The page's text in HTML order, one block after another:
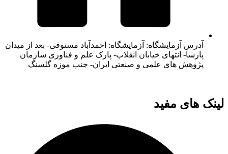
آدرس آزمایشگاه: آزمایشگاه: احمدآباد مستوفی- بعد از میدان
پارسا- انتهای خیابان انقلاب- پارک علم و فناوری سازمان
پژوهش های علمی و صنعتی ایران- جنب موزه گلسنگ
لینک های مفید